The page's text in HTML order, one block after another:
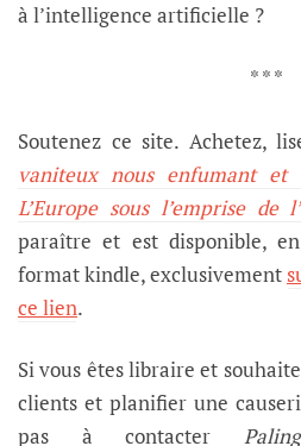
à l’intelligence artificielle ?
* * *
Soutenez ce site. Achetez,
vaniteux nous enfumant et
L’Europe sous l’emprise de
paraître et estdisponible,
format kindle, exclusivement
ce lien.
Si vous êtes libraire et
clients et planifier une
pas à contacter